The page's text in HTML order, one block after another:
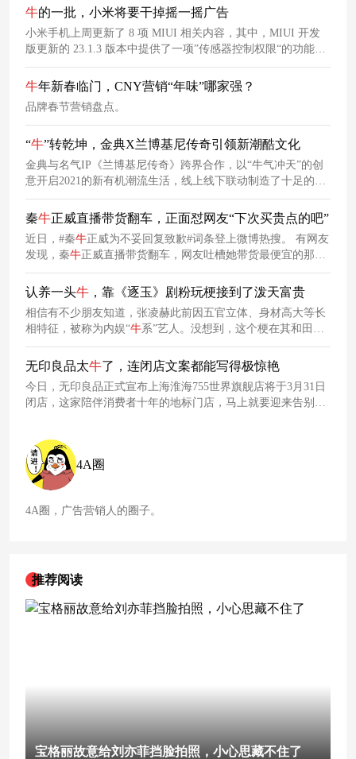
勇敢的狗狗......啊不好意思，看错了，是“全是困难的会议，没
有勇敢的狗狗”。梅初熙不想没出息，想喝一口纯牛奶，却发现
自己变成了纯牛马......哈哈哈，真的好离谱！
牛的一批，小米将要干掉摇一摇广告
小米手机上周更新了 8 项 MIUI 相关内容，其中，MIUI 开发
版更新的 23.1.3 版本中提供了一项”传感器控制权限“的功能。
这个功能，可以直接关掉某些App的加速度传感器信息获取权
限，根治App中会出现的摇一摇广告。
牛年新春临门，CNY营销“年味”哪家强？
品牌春节营销盘点。
“牛”转乾坤，金典X兰博基尼传奇引领新潮酷文化
金典与名气IP《兰博基尼传奇》跨界合作，以“牛气冲天”的创
意开启2021的新有机潮流生活，线上线下联动制造了十足的潮
酷氛围。
秦牛正威直播带货翻车，正面怼网友“下次买贵点的吧”
近日，#秦牛正威为不妥回复致歉#词条登上微博热搜。 有网友
发现，秦牛正威直播带货翻车，网友吐槽她带货最便宜的那款
墨镜不遮光。对此，秦牛正威直接正面怼网友说：“下次买贵点
的吧”。
认养一头牛 ，靠《逐玉》剧粉玩梗接到了泼天富贵
相信有不少朋友知道，张凌赫此前因五官立体、身材高大等长
相特征，被称为内娱“牛系”艺人。没想到，这个梗在其和田曦
薇共同主演的新剧《逐玉》中，简直快被玩出花了！更好笑的
是，竟然连奶品牌认养一头牛也因此接到泼天富贵！
无印良品太牛了，连闭店文案都能写得极惊艳
今日，无印良品正式宣布上海淮海755世界旗舰店将于3月31日
闭店，这家陪伴消费者十年的地标门店，马上就要迎来告别时
4A圈
4A圈，广告营销人的圈子。
推荐阅读
宝格丽故意给刘亦菲挡脸拍照，小心思藏不住了